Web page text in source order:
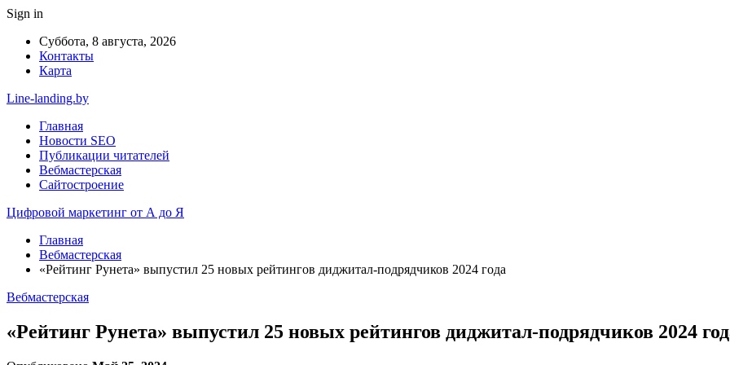
Sign in
Суббота, 8 августа, 2026
Контакты
Карта
Line-landing.by
Главная
Новости SEO
Публикации читателей
Вебмастерская
Сайтостроение
Цифровой маркетинг от А до Я
Главная
Вебмастерская
«Рейтинг Рунета» выпустил 25 новых рейтингов диджитал-подрядчиков 2024 года
Вебмастерская
«Рейтинг Рунета» выпустил 25 новых рейтингов диджитал-подрядчиков 2024